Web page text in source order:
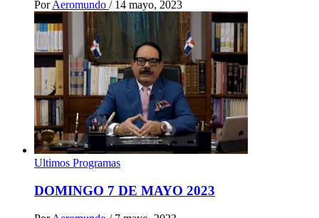
Por Aeromundo / 14 mayo, 2023
Ultimos Programas
DOMINGO 7 DE MAYO 2023